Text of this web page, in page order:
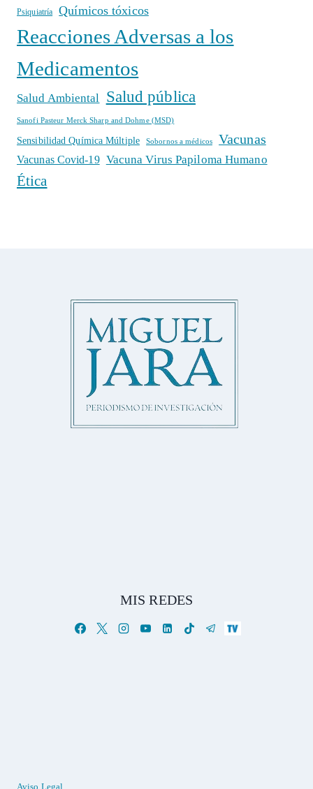
Psiquiatría Químicos tóxicos
Reacciones Adversas a los
Medicamentos
Salud Ambiental Salud pública
Sanofi Pasteur Merck Sharp and Dohme (MSD)
Sensibilidad Química Múltiple Sobornos a médicos Vacunas
Vacunas Covid-19 Vacuna Virus Papiloma Humano
Ética
MIS REDES
Aviso Legal